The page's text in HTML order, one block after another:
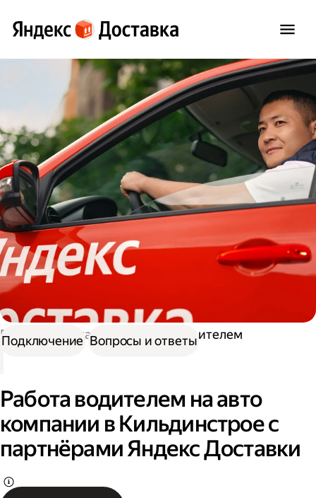
Работа в Доставке Работа водителем
Работа водителем на авто
компании в Кильдинстрое с
партнёрами Яндекс Доставки
Подключение Вопросы и ответы